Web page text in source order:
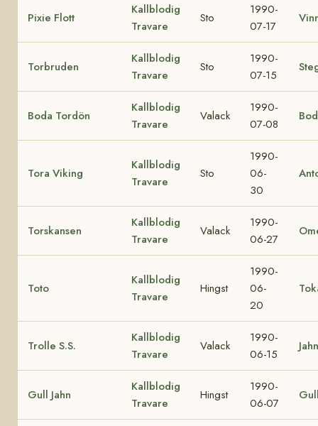
Pixie Flott
Kallblodig
Travare
Sto
1990-
07-17
Torbruden
Kallblodig
Travare
Sto
1990-
07-15
Boda Tordön
Kallblodig
Travare
Valack
1990-
07-08
Tora Viking
Kallblodig
Travare
Sto
1990-
06-
30
Torskansen
Kallblodig
Travare
Valack
1990-
06-27
Toto
Kallblodig
Travare
Hingst
1990-
06-
20
Trolle S.S.
Kallblodig
Travare
Valack
1990-
06-15
Gull Jahn
Kallblodig
Travare
Hingst
1990-
06-07